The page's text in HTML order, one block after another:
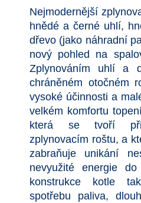
Nejmodernější
hnědé a černé uhlí,
dřevo (jako náhradní
nový pohled na
Zplynováním uhlí a
chráněném otočném
vysoké účinnosti a
velkém komfortu
která se tvoří
zplynovacím roštu, a
zabraňuje unikání
nevyužité energie
konstrukce kotle
spotřebu paliva,